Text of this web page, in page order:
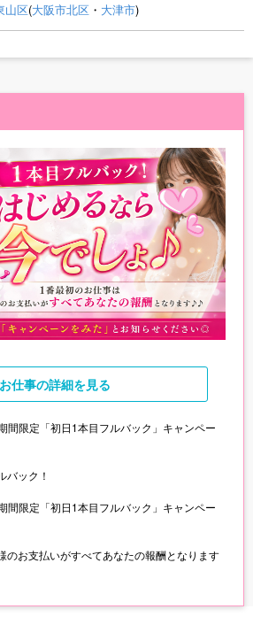
山区(大阪市北区 ・ 大津市)
お仕事の詳細を見る
間限定「初日1本目フルバック」キャンペー
ック！
間限定「初日1本目フルバック」キャンペー
のお支払いがすべてあなたの報酬となります
ンペーンをみた」とお知らせください◎